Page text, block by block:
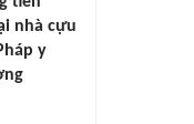
nhà cựu
y